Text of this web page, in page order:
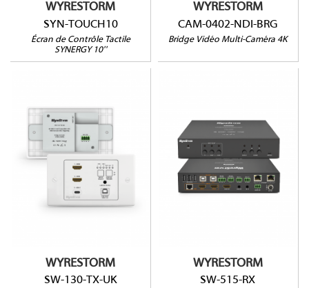
WYRESTORM
SYN-TOUCH10
Écran de Contrôle Tactile
SYNERGY 10''
WYRESTORM
CAM-0402-NDI-BRG
Bridge Vidéo Multi-Caméra 4K
WYRESTORM
SW-130-TX-UK
SW-130-TX-UK
4K HDR
Encastrable
WYRESTORM
SW-515-RX
SW-515-RX